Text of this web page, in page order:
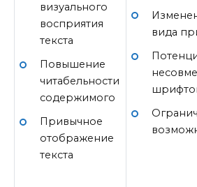
визуального
восприятия
текста
Повышение
читабельности
содержимого
Привычное
отображение
текста
вида